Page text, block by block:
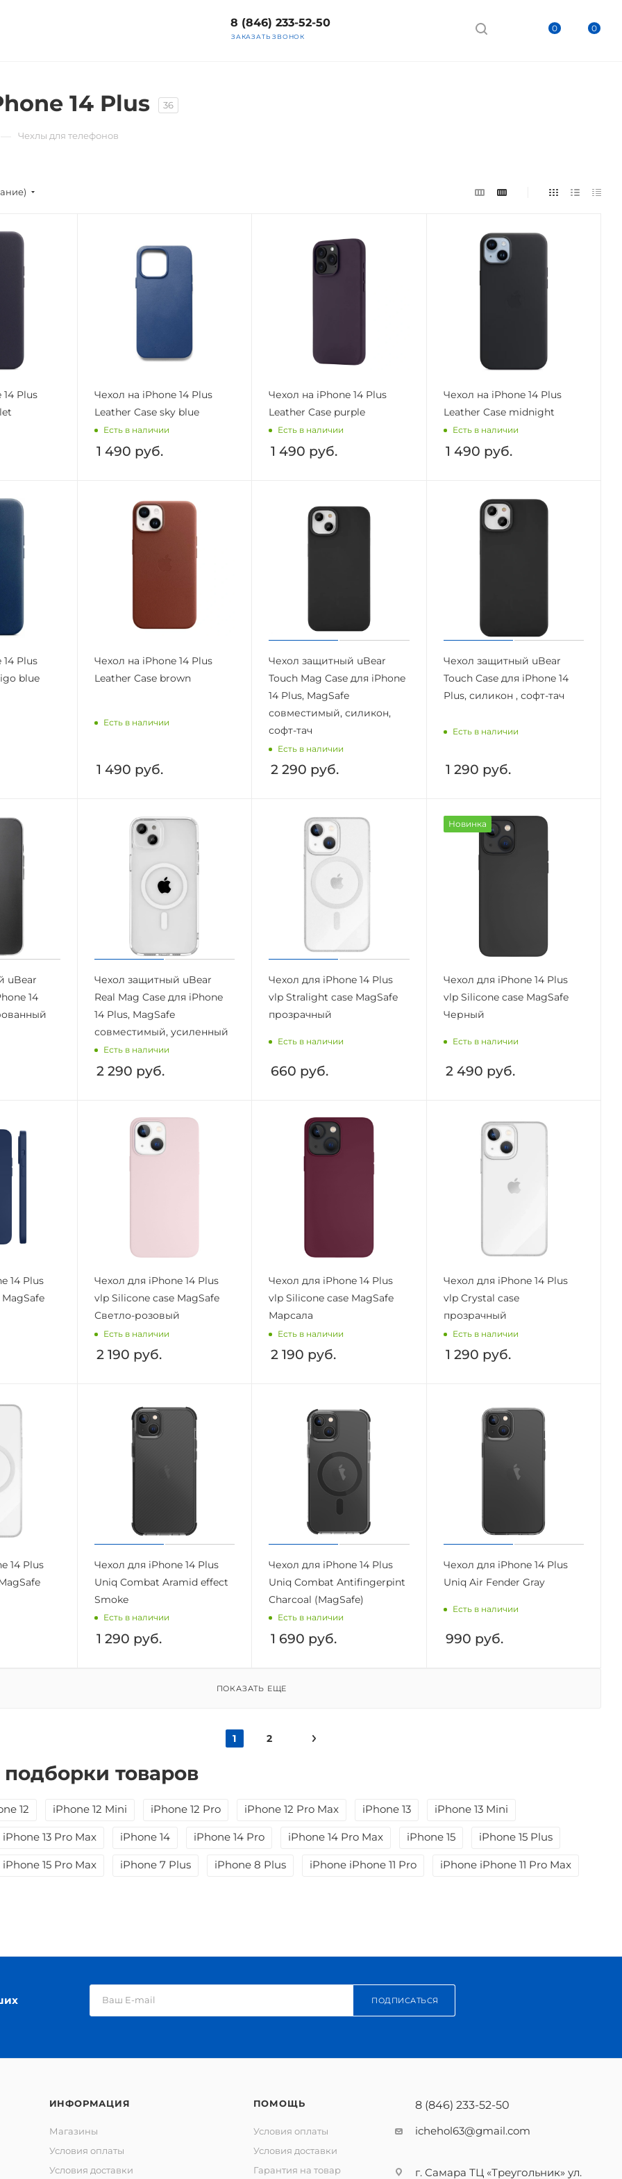
0 0
8 (846) 233-52-50
ЗАКАЗАТЬ ЗВОНОК
14 Plus 36
Чехлы для телефонов
Plus
Чехол на iPhone 14 Plus
Leather Case sky blue
Есть в наличии
1 490 руб.
Чехол на iPhone 14 Plus
Leather Case purple
Есть в наличии
1 490 руб.
Чехол на iPhone 14 Plus
Leather Case midnight
Есть в наличии
1 490 руб.
Plus
blue
Чехол на iPhone 14 Plus
Leather Case brown
Есть в наличии
1 490 руб.
Чехол защитный uBear
Touch Mag Case для iPhone
14 Plus, MagSafe
совместимый, силикон,
софт-тач
Есть в наличии
2 290 руб.
Чехол защитный uBear
Touch Case для iPhone 14
Plus, силикон , софт-тач
Есть в наличии
1 290 руб.
uBear
14
Чехол защитный uBear
Real Mag Case для iPhone
14 Plus, MagSafe
совместимый, усиленный
Есть в наличии
2 290 руб.
Чехол для iPhone 14 Plus
vlp Stralight case MagSafe
прозрачный
Есть в наличии
660 руб.
Новинка
Чехол для iPhone 14 Plus
vlp Silicone case MagSafe
Черный
Есть в наличии
2 490 руб.
14 Plus
Чехол для iPhone 14 Plus
vlp Silicone case MagSafe
Светло-розовый
Есть в наличии
2 190 руб.
Чехол для iPhone 14 Plus
vlp Silicone case MagSafe
Марсала
Есть в наличии
2 190 руб.
Чехол для iPhone 14 Plus
vlp Crystal case
прозрачный
Есть в наличии
1 290 руб.
14 Plus
Чехол для iPhone 14 Plus
Uniq Combat Aramid effect
Smoke
Есть в наличии
1 290 руб.
Чехол для iPhone 14 Plus
Uniq Combat Antifingerpint
Charcoal (MagSafe)
Есть в наличии
1 690 руб.
Чехол для iPhone 14 Plus
Uniq Air Fender Gray
Есть в наличии
990 руб.
ПОКАЗАТЬ ЕЩЕ
1 2
товаров
12 iPhone 12 Mini iPhone 12 Pro iPhone 12 Pro Max iPhone 13 iPhone 13 Mini
iPhone 13 Pro Max iPhone 14 iPhone 14 Pro iPhone 14 Pro Max iPhone 15 iPhone 15 Plus
iPhone 15 Pro Max iPhone 7 Plus iPhone 8 Plus iPhone iPhone 11 Pro iPhone iPhone 11 Pro Max
ПОДПИСАТЬСЯ
ИНФОРМАЦИЯ
Магазины
Условия оплаты
Условия доставки
ПОМОЩЬ
Условия оплаты
Условия доставки
Гарантия на товар
8 (846) 233-52-50
ichehol63@gmail.com
г. Самара ТЦ «Треугольник» ул.